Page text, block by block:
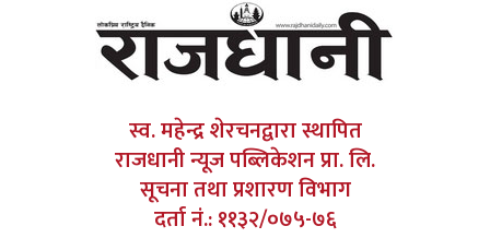
स्व. महेन्द्र शेरचनद्वारा स्थापित
राजधानी न्यूज पब्लिकेशन प्रा. लि.
सूचना तथा प्रशारण विभाग
दर्ता नं.: ११३२/०७५-७६